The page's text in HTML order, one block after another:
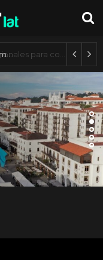
Mercado de IA agéntica tiene un valor de 450 mil millones de dólares